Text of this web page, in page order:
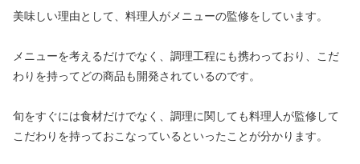
美味しい理由として、料理人がメニューの監修をしています。
メニューを考えるだけでなく、調理工程にも携わっており、こだ
わりを持ってどの商品も開発されているのです。
旬をすぐには食材だけでなく、調理に関しても料理人が監修して
こだわりを持っておこなっているといったことが分かります。